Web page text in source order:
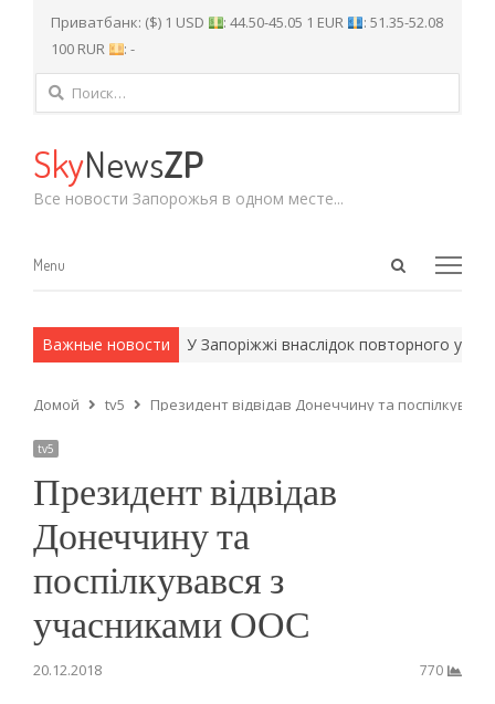
Приватбанк: ($) 1 USD : 44.50-45.05 1 EUR
: 51.35-52.08
100 RUR
: -
Найти:
SkyNewsZP
Все новости Запорожья в одном месте...
Open
Menu
Menu
Важные новости
армейские методы. У Запоріжжі внаслідок повторного
Домой tv5 Президент відвідав Донеччину та
tv5
Президент відвідав
Донеччину та
поспілкувався з
учасниками ООС
20.12.2018 770